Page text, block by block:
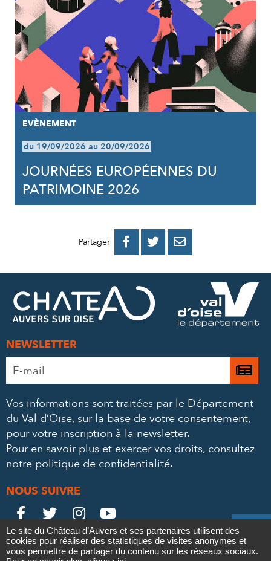
Contact
EVÈNEMENT
du 19/09/2026 au 20/09/2026
JOURNÉES EUROPÉENNES DU
PATRIMOINE 2026
Partager 
PARTAGER
FACEBOOK
PARTAGER
PARTAGER
MAIL
NEWSLETTER
Adresse
e-
*
Je
à
Vos informations sont traitées par le Département
du Val d’Oise, sur la base de votre consentement,
pour votre inscription à la newsletter.
Pour en savoir plus et exercer vos droits, consultez
notre politique de confidentialité.
NOUS SUIVRE
Le
Château

Le
Château

Le
Château

Le
Château

Mentions légales Politique de confidentialité
Crédits
Le site du Château d’Auvers et ses partenaires utilisent des
cookies pour réaliser des statistiques de visites anonymes et
vous permettre de partager du contenu sur les réseaux sociaux.